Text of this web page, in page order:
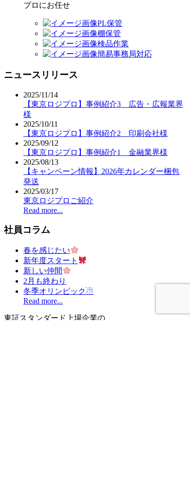
プロにお任せ
PL保管
棚保管
検品作業
簡易事務局対応
ニュースリリース
2025/11/14
【東京ロジプロ】事例紹介3 広告・広報業界
様
2025/10/11
【東京ロジプロ】事例紹介2 印刷会社様
2025/09/12
【東京ロジプロ】事例紹介1 金融業界様
2025/08/13
【キャンペーン情報】2026年カレンダー梱包
発送
2025/03/17
東京ロジプロご紹介
Read more...
社員コラム
春を感じたい
新年度スタート
新しい仲間
2月も終わり
冬季オリンピック☃
Read more...
東証スタンダード上場企業の